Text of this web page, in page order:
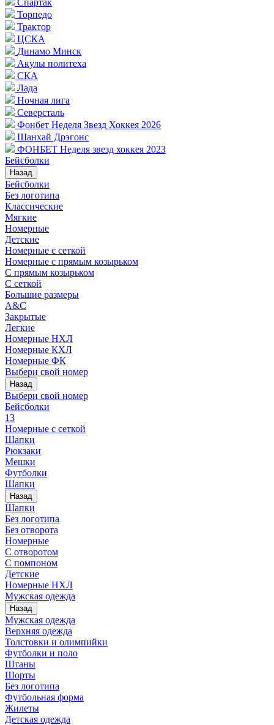
Спартак
Торпедо
Трактор
ЦСКА
Динамо Минск
Акулы политеха
СКА
Лада
Ночная лига
Северсталь
Фонбет Неделя Звезд Хоккея 2026
Шанхай Дрэгонс
ФОНБЕТ Неделя звезд хоккея 2023
Бейсболки
Назад
Бейсболки
Без логотипа
Классические
Мягкие
Номерные
Детские
Номерные с сеткой
Номерные с прямым козырьком
С прямым козырьком
С сеткой
Большие размеры
A&C
Закрытые
Легкие
Номерные НХЛ
Номерные КХЛ
Номерные ФК
Выбери свой номер
Назад
Выбери свой номер
Бейсболки
13
Номерные с сеткой
Шапки
Рюкзаки
Мешки
Футболки
Шапки
Назад
Шапки
Без логотипа
Без отворота
Номерные
С отворотом
С помпоном
Детские
Номерные НХЛ
Мужская одежда
Назад
Мужская одежда
Верхняя одежда
Толстовки и олимпийки
Футболки и поло
Штаны
Шорты
Без логотипа
Футбольная форма
Жилеты
Детская одежда